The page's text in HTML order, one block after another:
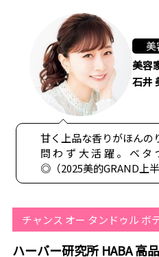
美
美容
石井
甘く上品な香りがほんの
問わず大活躍。ベタ
◎（2025美的GRAND上半
チャンス オー タンドゥル ボ
ハーバー研究所 HABA 高